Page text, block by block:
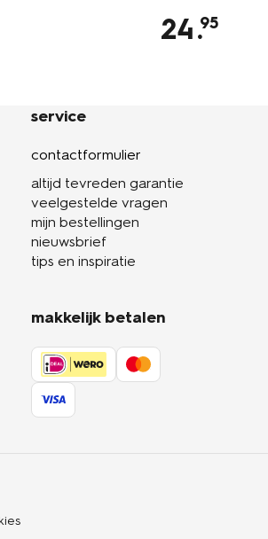
24.95
service
contactformulier
altijd tevreden garantie
veelgestelde vragen
mijn bestellingen
nieuwsbrief
tips en inspiratie
makkelijk betalen